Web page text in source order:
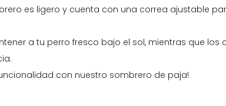
es ligero y cuenta con una correa ajustable
a tu perro fresco bajo el sol, mientras que los
con nuestro sombrero de paja!